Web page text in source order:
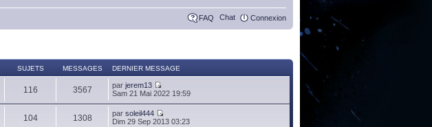
FAQ Chat Connexion
SUJETS MESSAGES DERNIER MESSAGE
116 3567 par jerem13
Sam 21 Mai 2022 19:59
104 1308 par soleil444
Dim 29 Sep 2013 03:23